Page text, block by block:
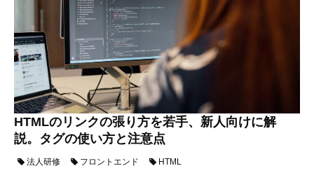
HTMLのリンクの張り方を若手、新人向けに解
説。タグの使い方と注意点
法人研修 フロントエンド HTML